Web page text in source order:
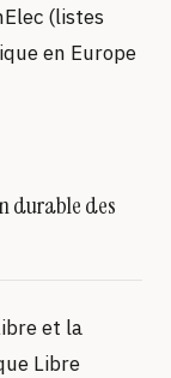
(listes
en Europe
durable des
et la
Libre